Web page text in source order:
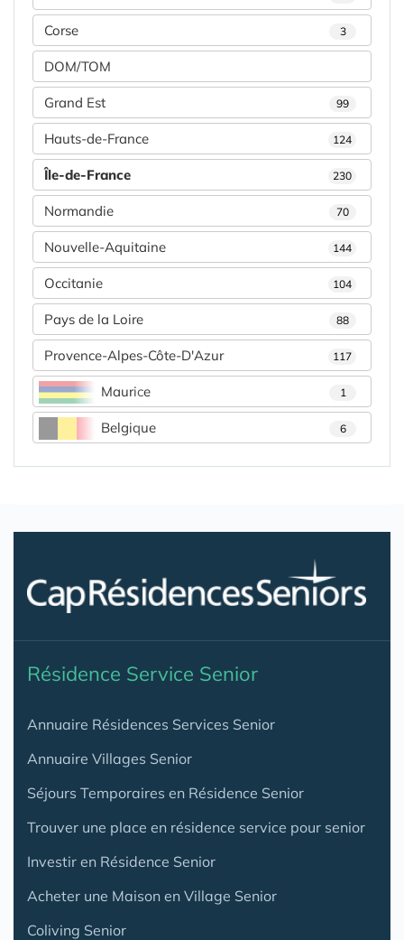
Corse 3
DOM/TOM
Grand Est 99
Hauts-de-France 124
Île-de-France 230
Normandie 70
Nouvelle-Aquitaine 144
Occitanie 104
Pays de la Loire 88
Provence-Alpes-Côte-D'Azur 117
Maurice 1
Belgique 6
Résidence Service Senior
Annuaire Résidences Services Senior
Annuaire Villages Senior
Séjours Temporaires en Résidence Senior
Trouver une place en résidence service pour senior
Investir en Résidence Senior
Acheter une Maison en Village Senior
Coliving Senior